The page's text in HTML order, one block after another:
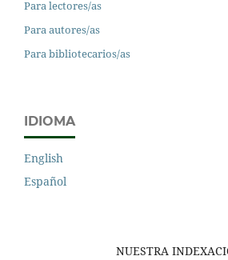
Para lectores/as
Para autores/as
Para bibliotecarios/as
IDIOMA
English
Español
NUESTRA